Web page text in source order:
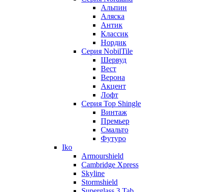
Альпин
Аляска
Антик
Классик
Нордик
Серия NobilTile
Шервуд
Вест
Верона
Акцент
Лофт
Серия Top Shingle
Винтаж
Премьер
Смальто
Футуро
Iko
Armourshield
Cambridge Xpress
Skyline
Stormshield